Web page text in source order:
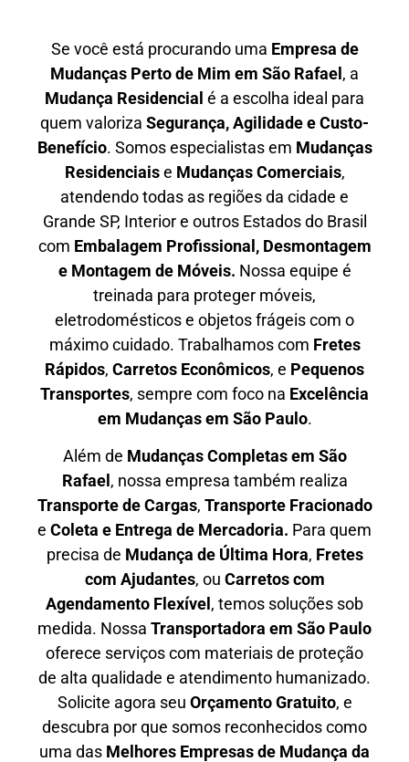
Se você está procurando uma Empresa de
Mudanças Perto de Mim em São Rafael, a
Mudança Residencial é a escolha ideal para
quem valoriza Segurança, Agilidade e Custo-
Benefício. Somos especialistas em Mudanças
Residenciaise Mudanças Comerciais,
atendendo todas as regiões da cidade e
Grande SP, Interior e outros Estados do Brasil
com Embalagem Profissional, Desmontagem
e Montagem de Móveis. Nossa equipe é
treinada para proteger móveis,
eletrodomésticos e objetos frágeis com o
máximo cuidado. Trabalhamos com Fretes
Rápidos, Carretos Econômicos, e Pequenos
Transportes, sempre com foco na Excelência
em Mudanças em São Paulo.
Além de Mudanças Completas em São
Rafael , nossa empresa também realiza
Transporte de Cargas, Transporte Fracionado
e Coleta e Entrega de Mercadoria. Para quem
precisa de Mudança de Última Hora, Fretes
com Ajudantes, ou Carretos com
Agendamento Flexível , temos soluções sob
medida. Nossa Transportadora em São Paulo
oferece serviços com materiais de proteção
de alta qualidade e atendimento humanizado.
Solicite agora seu Orçamento Gratuito, e
descubra por que somos reconhecidos como
uma das Melhores Empresas de Mudança da